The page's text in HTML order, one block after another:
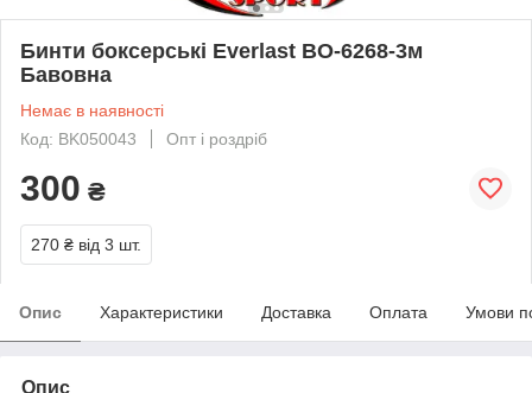
Бинти боксерські Everlast BO-6268-3м
Бавовна
Немає в наявності
Код: BK050043
Опт і роздріб
300 ₴
270 ₴ від 3 шт.
Опис Характеристики Доставка Оплата Умови
Опис